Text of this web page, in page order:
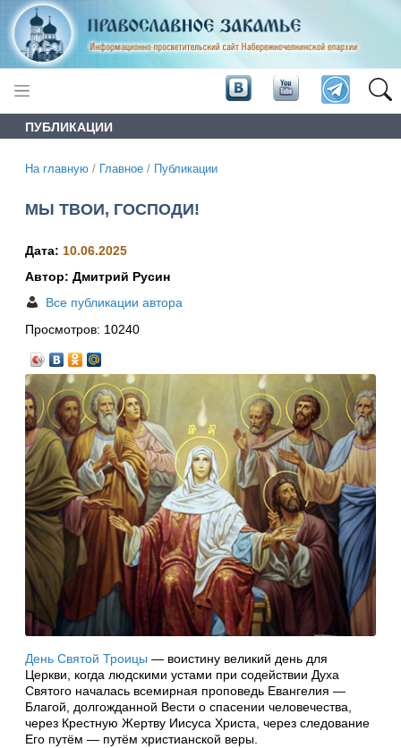
ПУБЛИКАЦИИ
На главную / Главное / Публикации
МЫ ТВОИ, ГОСПОДИ!
Дата: 10.06.2025
Автор: Дмитрий Русин
Все публикации автора
Просмотров: 10240
День Святой Троицы — воистину великий день для
Церкви, когда людскими устами при содействии Духа
Святого началась всемирная проповедь Евангелия —
Благой, долгожданной Вести о спасении человечества,
через Крестную Жертву Иисуса Христа, через следование
Его путём — путём христианской веры.